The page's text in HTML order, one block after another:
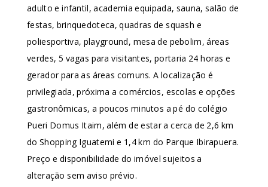
adulto e infantil, academia equipada, sauna, salão de
festas, brinquedoteca, quadras de squash e
poliesportiva, playground, mesa de pebolim, áreas
verdes, 5 vagas para visitantes, portaria 24 horas e
gerador para as áreas comuns. A localização é
privilegiada, próxima a comércios, escolas e opções
gastronômicas, a poucos minutos a pé do colégio
Pueri Domus Itaim, além de estar a cerca de 2,6 km
do Shopping Iguatemi e 1,4 km do Parque Ibirapuera.
Preço e disponibilidade do imóvel sujeitos a
alteração sem aviso prévio.